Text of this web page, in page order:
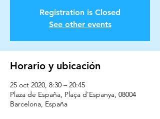
Registration is Closed
See other events
Horario y ubicación
25 oct 2020, 8:30 – 20:45
Plaza de España, Plaça d'Espanya, 08004
Barcelona, España